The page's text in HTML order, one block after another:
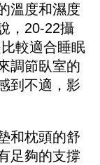
溫度和濕度
，20-22攝
較適合睡眠
調節臥室的
到不適，影
和枕頭的舒
足夠的支撐